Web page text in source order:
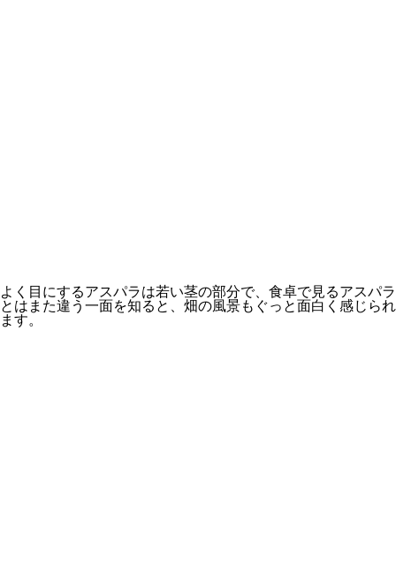
よく目にするアスパラは若い茎の部分で、 食卓で見るアスパラ
とはまた違う一面を知ると、畑の風景もぐっと面白く感じられ
ます。